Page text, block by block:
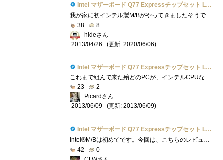
Intel マザーボード Q77 Expressチップセット LGA1155 BOXDQ77MK 【Micro-ATX】
我が家に初インテル製M/Bがやってきましたそうです、プレミアムレビューに選出されたからです今思うと、これだけ作っていながら、なぜ1台もイ�...
38
8
hideさん
2013/04/26
(更新: 2020/06/06)
Intel マザーボード Q77 Expressチップセット LGA1155 BOXDQ77MK 【Micro-ATX】
これまで組んで来た殆どのPCが、インテルCPUなのに、これまでインテル製マザーボードを使ったことがありませんでした。安心感はあるものの、機...
23
2
Picardさん
2013/06/09
(更新: 2013/06/09)
Intel マザーボード Q77 Expressチップセット LGA1155 BOXDQ77MK 【Micro-ATX】
Intel®M/Bは初めてです。今回は、こちらのレビュー完成は必須条件では有りませんが、取りあえず組み上げたのでその動作検証の意味も含めて少し�...
42
0